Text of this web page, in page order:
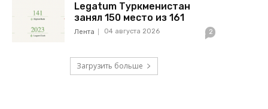
Legatum Туркменистан
занял 150 место из 161
Лента 04 августа 2026 2
Загрузить больше